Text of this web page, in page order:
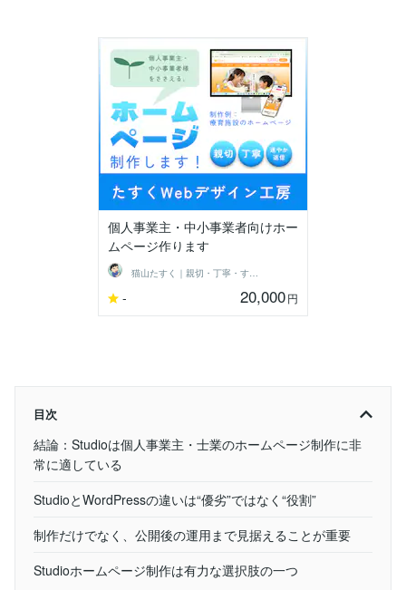
個人事業主・中小事業者向けホー
ムページ作ります
猫山たすく｜親切・丁寧・すみやかな返信
- 20,000円
目次
結論：Studioは個人事業主・士業のホームページ制作に非
常に適している
StudioとWordPressの違いは“優劣”ではなく“役割”
制作だけでなく、公開後の運用まで見据えることが重要
Studioホームページ制作は有力な選択肢の一つ